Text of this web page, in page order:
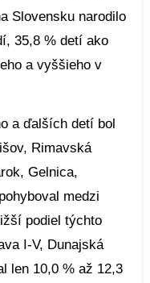
Slovensku narodilo
35,8 % detí ako
a vyššieho v
a ďalších detí bol
Rimavská
Gelnica,
medzi
podiel týchto
I-V, Dunajská
len 10,0 % až 12,3